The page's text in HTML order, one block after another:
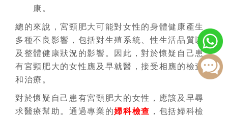
康。
總的來說，宮頸肥大可能對女性的身體健康產生
多種不良影響，包括對生殖系統、性生活品質以
及整體健康狀況的影響。因此，對於懷疑自己患
有宮頸肥大的女性應及早就醫，接受相應的檢查
和治療。
對於懷疑自己患有宮頸肥大的女性，應該及早尋
求醫療幫助。通過專業的婦科檢查 ，包括婦科檢